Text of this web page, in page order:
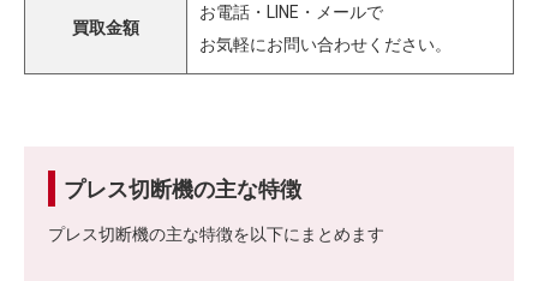
買取金額
お電話・LINE・メールで
お気軽にお問い合わせください。
プレス切断機の主な特徴
プレス切断機の主な特徴を以下にまとめます